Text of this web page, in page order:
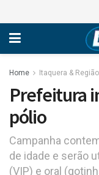
Home Itaquera & Região
Prefeitura
pólio
Campanha
de idade e serão
(VIP) e oral